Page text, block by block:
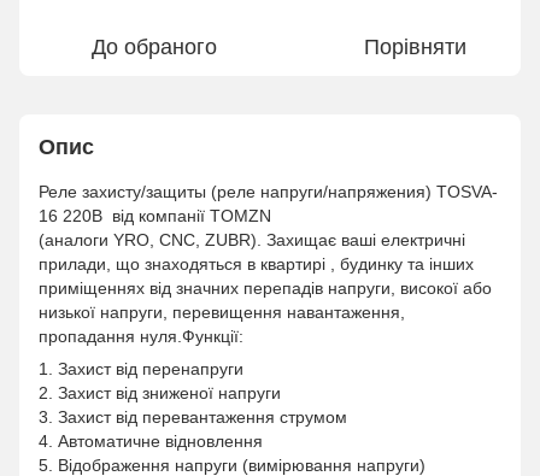
До обраного Порівняти
Опис
Реле захисту/защиты (реле напруги/напряжения) TOSVA-
16 220В від компанії TOMZN
(аналоги YRO, CNC, ZUBR). Захищає ваші електричні
прилади, що знаходяться в квартирі , будинку та інших
приміщеннях від значних перепадів напруги, високої або
низької напруги, перевищення навантаження,
пропадання нуля.Функції:
1. Захист від перенапруги
2. Захист від зниженої напруги
3. Захист від перевантаження струмом
4. Автоматичне відновлення
5. Відображення напруги (вимірювання напруги)